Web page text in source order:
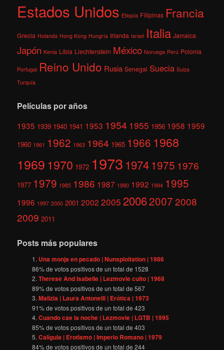
Estados Unidos Etiopía Filipinas Francia
Grecia Holanda Hong Kong Hungría Irlanda Israel Italia Jamaica
Japón Kenia Libia Liechtenstein México Noruega Perú Polonia
Portugal Reino Unido Rusia Senegal Suecia Suiza
Turquía
Películas por años
1935 1939 1940 1941 1953 1954 1955 1956 1958 1959
1960 1961 1962 1963 1964 1965 1966 1968
1969 1970 1972 1973 1974 1975 1976
1977 1979 1985 1986 1987 1990 1992 1994 1995
1996 1997 2000 2001 2002 2005 200620072008
2009 2011
Posts más populares
Una monja en pecado | Nunsploitation | 1986
86% de votos positivos de un total de 1528
Therese And Isabelle | Lezmovie culto | 1968
89% de votos positivos de un total de567
Malizia | Laura Antonelli | Erótica | 1973
91% de votos positivos de un total de423
Cuando cae la noche | Lezmovie | LGTB | 1995
85% de votos positivos de un total de403
Calígula | Erotismo | Imperio Romano | 1979
84% de votos positivos de un total de244